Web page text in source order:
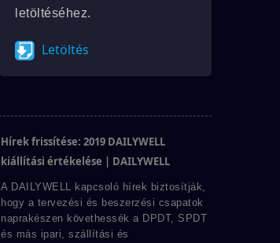
letöltéséhez.
Letöltés
Hírek frissítése: 2019 DAILYWELL
kiállítási értékelése | DAILYWELL
A DAILYWELL kapcsoló hírek biztosítják,
hogy a tervezési és beszerzési csapatok
naprakészen követhessék a DPDT, SPDT
és más ipari, szállítási és